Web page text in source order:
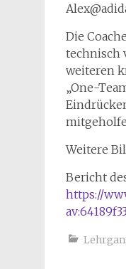
Die
technisch
weiteren
„One-
Weitere
Bericht
https://